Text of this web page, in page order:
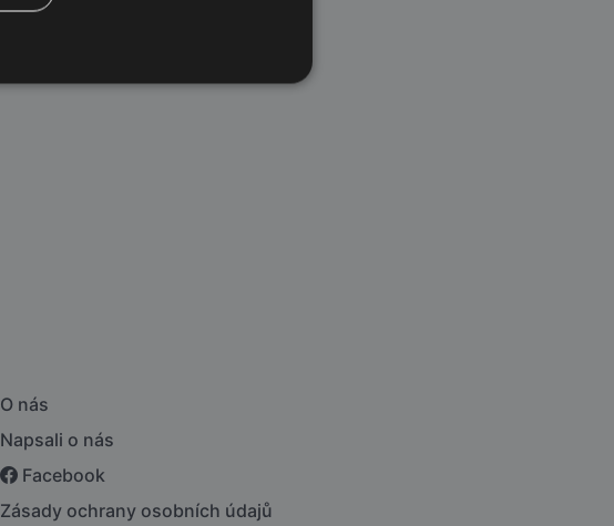
O nás
Napsali o nás
Facebook
Zásady ochrany osobních údajů